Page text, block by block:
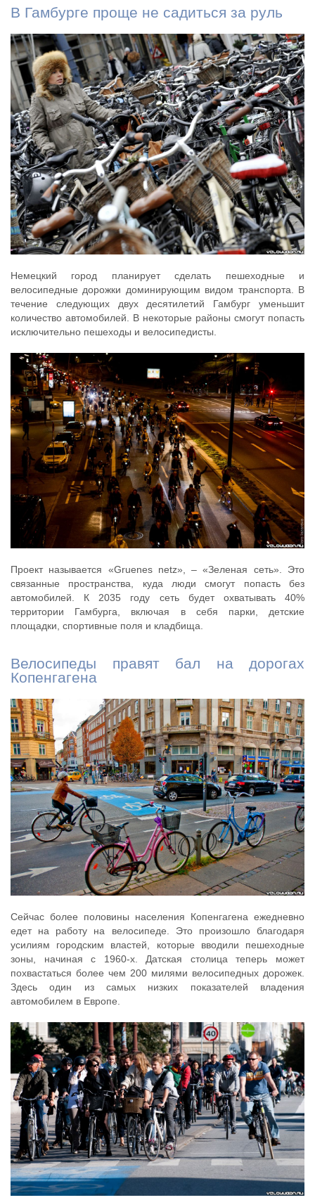
В Гамбурге проще не садиться за руль
Немецкий город планирует сделать пешеходные и
велосипедные дорожки доминирующим видом транспорта. В
течение следующих двух десятилетий Гамбург уменьшит
количество автомобилей. В некоторые районы смогут попасть
исключительно пешеходы и велосипедисты.
Проект называется «Gruenes netz», – «Зеленая сеть». Это
связанные пространства, куда люди смогут попасть без
автомобилей. К 2035 году сеть будет охватывать 40%
территории Гамбурга, включая в себя парки, детские
площадки, спортивные поля и кладбища.
Велосипеды правят бал на дорогах
Копенгагена
Сейчас более половины населения Копенгагена ежедневно
едет на работу на велосипеде. Это произошло благодаря
усилиям городским властей, которые вводили пешеходные
зоны, начиная с 1960-х. Датская столица теперь может
похвастаться более чем 200 милями велосипедных дорожек.
Здесь один из самых низких показателей владения
автомобилем в Европе.